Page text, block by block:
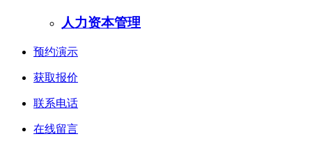
人力资本管理
预约演示
获取报价
联系电话
在线留言